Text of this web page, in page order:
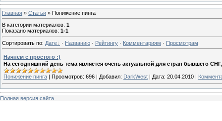
Главная » Статьи » Понижение пинга
В категории материалов: 1
Показано материалов: 1-1
Сортировать по: Дате · Названию · Рейтингу · Комментариям · Просмотрам
Начнем с простого :)
На сегодняшний день тема является очень актуальной для стран бывшего
Понижение пинга | Просмотров: 696 | Добавил: DarkWest | Дата: 20.04.2010 |
Полная версия сайта